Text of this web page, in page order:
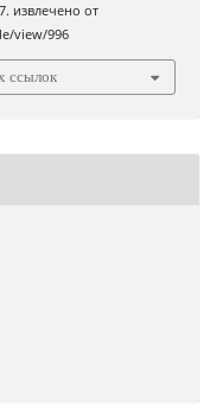
извлечено от
view/996
ссылок